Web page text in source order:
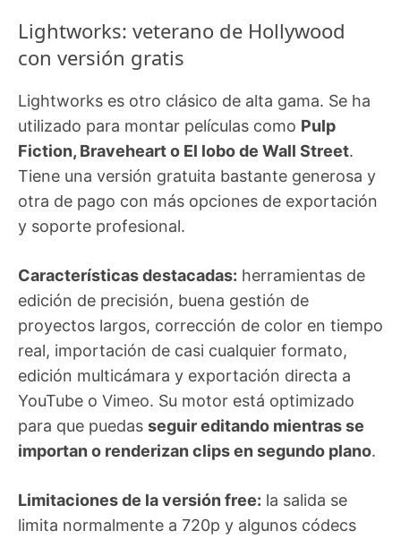
Lightworks: veterano de Hollywood
con versión gratis
Lightworks es otro clásico de alta gama. Se ha
utilizado para montar películas como Pulp
Fiction, Braveheart o El lobo de Wall Street.
Tiene una versión gratuita bastante generosa y
otra de pago con más opciones de exportación
y soporte profesional.
Características destacadas: herramientas de
edición de precisión, buena gestión de
proyectos largos, corrección de color en tiempo
real, importación de casi cualquier formato,
edición multicámara y exportación directa a
YouTube o Vimeo. Su motor está optimizado
para que puedas seguir editando mientras se
importan o renderizan clips en segundo plano.
Limitaciones de la versión free: la salida se
limita normalmente a 720p y algunos códecs